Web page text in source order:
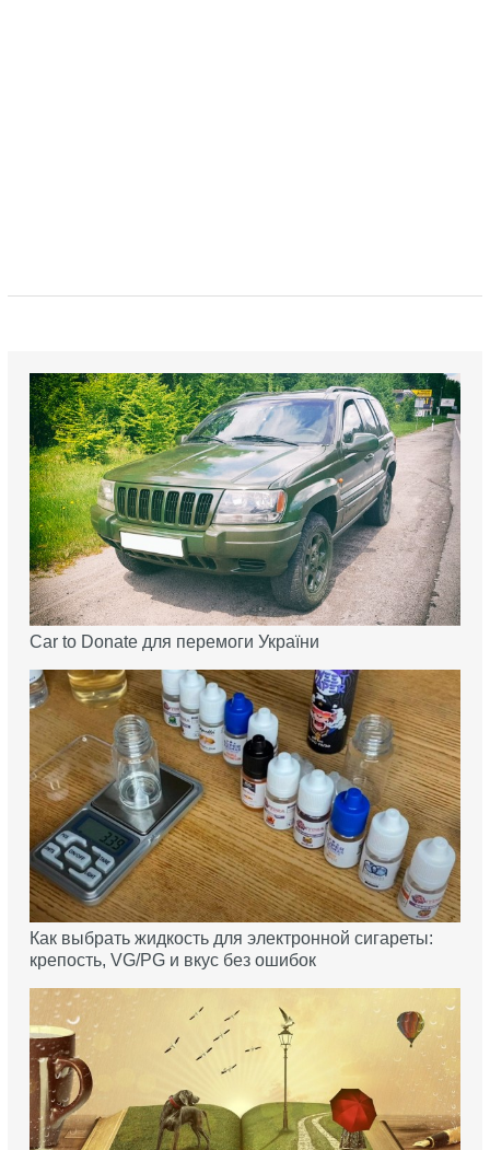
Car to Donate для перемоги України
Как выбрать жидкость для электронной сигареты:
крепость, VG/PG и вкус без ошибок